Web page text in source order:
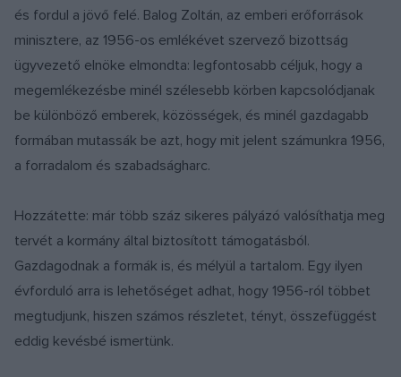
és fordul a jövő felé. Balog Zoltán, az emberi erőforrások
minisztere, az 1956-os emlékévet szervező bizottság
ügyvezető elnöke elmondta: legfontosabb céljuk, hogy a
megemlékezésbe minél szélesebb körben kapcsolódjanak
be különböző emberek, közösségek, és minél gazdagabb
formában mutassák be azt, hogy mit jelent számunkra 1956,
a forradalom és szabadságharc.
Hozzátette: már több száz sikeres pályázó valósíthatja meg
tervét a kormány által biztosított támogatásból.
Gazdagodnak a formák is, és mélyül a tartalom. Egy ilyen
évforduló arra is lehetőséget adhat, hogy 1956-ról többet
megtudjunk, hiszen számos részletet, tényt, összefüggést
eddig kevésbé ismertünk.